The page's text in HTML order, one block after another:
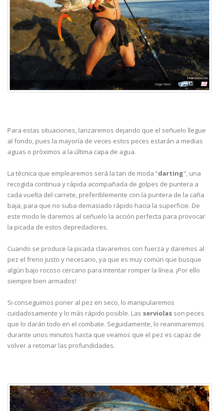
Para estas situaciones, lanzaremos dejando que el señuelo llegue
al fondo, pues la mayoría de veces estos peces estarán a medias
aguas o próximos a la última capa de agua.
La técnica que emplearemos será la tan de moda “darting", una
recogida continua y rápida acompañada de golpes de puntera a
cada vuelta del carrete, preferiblemente con la puntera de la caña
baja, para que no suba demasiado rápido hacia la superficie. De
este modo le daremos al señuelo la acción perfecta para provocar
la picada de estos depredadores.
Cuando se produce la picada clavaremos con fuerza y daremos al
pez el freno justo y necesario, ya que es muy común que busque
algún bajo rocoso cercano para intentar romper la línea. ¡Por ello
siempre bien armados!
Si conseguimos poner al pez en seco, lo manipularemos
cuidadosamente y lo más rápido posible. Las serviolas son peces
que lo darán todo en el combate. Seguidamente, lo reanimaremos
durante unos minutos hasta que veamos que el pez es capaz de
volver a retomar las profundidades.